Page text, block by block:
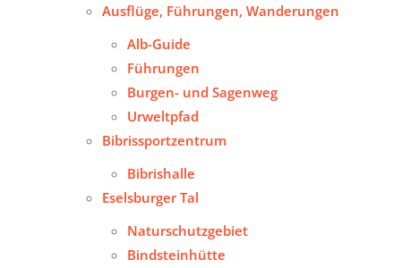
Ausflüge, Führungen, Wanderungen
Alb-Guide
Führungen
Burgen- und Sagenweg
Urweltpfad
Bibrissportzentrum
Bibrishalle
Eselsburger Tal
Naturschutzgebiet
Bindsteinhütte